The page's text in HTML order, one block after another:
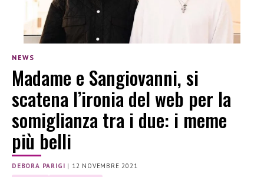
NEWS
Madame e Sangiovanni, si
scatena l’ironia del web per la
somiglianza tra i due: i meme
più belli
DEBORA PARIGI | 12 NOVEMBRE 2021